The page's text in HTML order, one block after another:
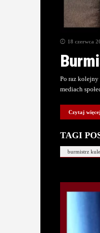
18 czerwca
Po raz kolejny
mediach
Czytaj więcej
TAGI
burmistrz